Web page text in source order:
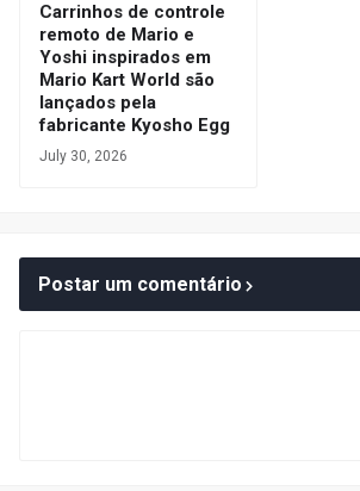
Carrinhos de controle
remoto de Mario e
Yoshi inspirados em
Mario Kart World são
lançados pela
fabricante Kyosho Egg
July 30, 2026
Postar um comentário